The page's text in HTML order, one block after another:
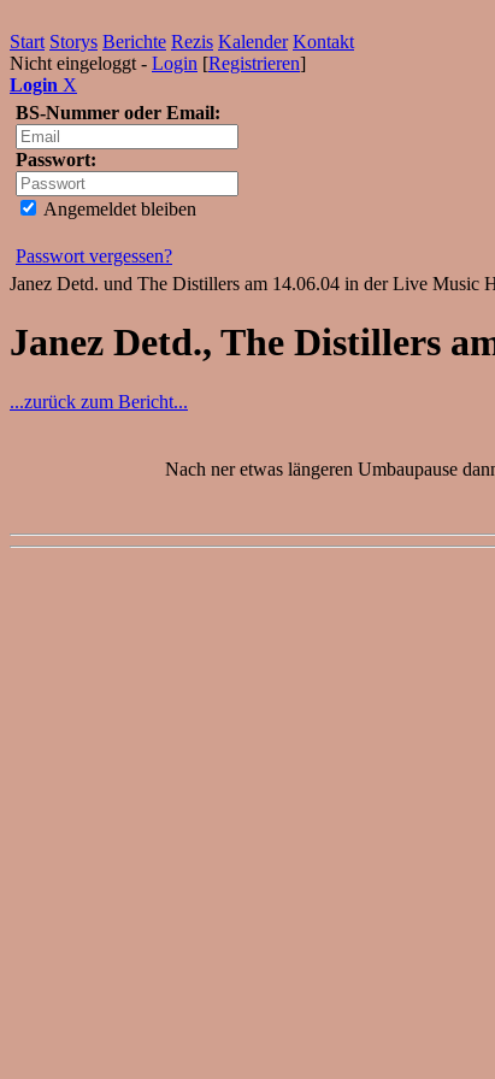
Start Storys Berichte Rezis Kalender Kontakt
Nicht eingeloggt - Login [Registrieren]
Login X
BS-Nummer oder Email:
Passwort:
Angemeldet bleiben
Passwort vergessen?
Janez Detd. und The Distillers am 14.06.04 in der Live Music
Janez Detd., The Distillers
...zurück zum Bericht...
Nach ner etwas längeren Umbaupause